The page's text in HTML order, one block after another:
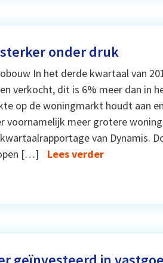
onder druk
In het derde kwartaal van
verkocht, dit is 6% meer dan in
op de woningmarkt houdt aan
voornamelijk meer grotere
van Dynamis.
[…]
Lees verder